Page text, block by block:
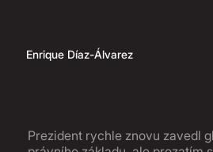
Enrique Díaz-Álvarez
Prezident rychle znovu zavedl